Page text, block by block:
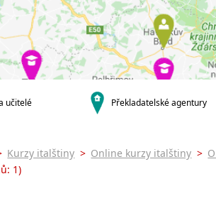
10
podle abecedy
Online
Letní
hodin týdně
Večerní
Noční
učitelé Překladatelské agentury
Kurzy italštiny > Online kurzy italštiny >
1)